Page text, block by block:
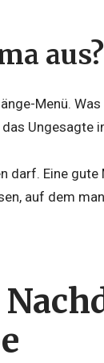
aus?
Menü.
Ungesagte
darf. Eine
auf dem